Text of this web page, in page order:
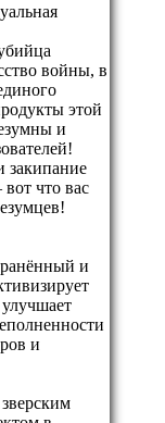
войны, в
этой
и
закипание
что вас
и
и